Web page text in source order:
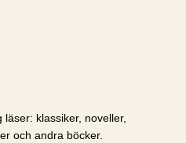
klassiker, noveller,
och andra böcker.